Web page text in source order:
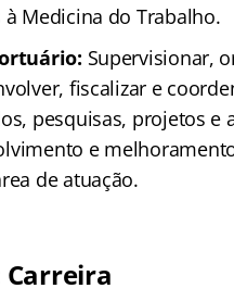
Medicina do Trabalho.
Supervisionar,
fiscalizar e
pesquisas, projetos e
e
de atuação.
Carreira